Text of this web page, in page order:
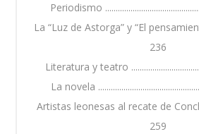
Periodismo
La “Luz de Astorga” y “El
236
Literatura y teatro
La novela
Artistas leonesas al recate de
259